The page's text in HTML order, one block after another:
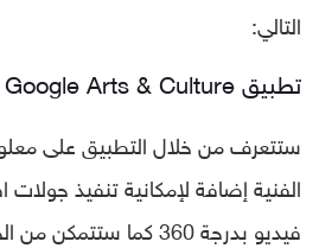
التالي:
تطبيق Google Arts & Culture‏
ستتعرف من خلال التطبيق على
الفنية إضافة لإمكانية تنفيذ
فيديو بدرجة 360 كما